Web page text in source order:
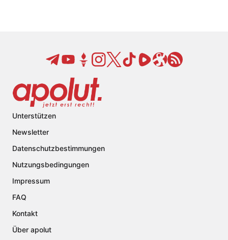
Unterstützen
Newsletter
Datenschutzbestimmungen
Nutzungsbedingungen
Impressum
FAQ
Kontakt
Über apolut